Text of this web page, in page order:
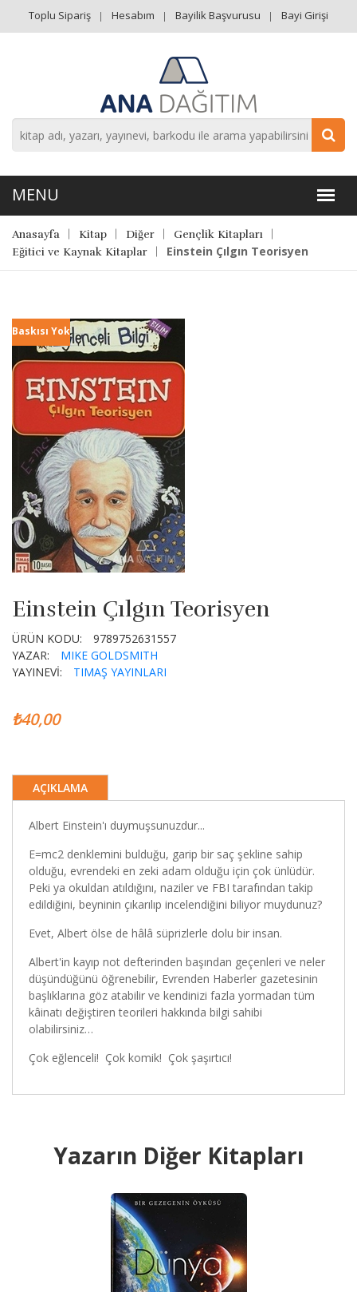
Toplu Sipariş Hesabım Bayilik Başvurusu Bayi Girişi
Anasayfa Kitap Diğer
Gençlik Kitapları
Eğitici ve Kaynak Kitaplar
Einstein Çılgın Teorisyen
Baskısı Yok
Einstein Çılgın Teorisyen
ÜRÜN KODU:
9789752631557
YAZAR:
MIKE GOLDSMITH
YAYINEVİ:
TIMAŞ YAYINLARI
₺40,00
AÇIKLAMA
Albert Einstein'ı duymuşsunuzdur...
E=mc2 denklemini bulduğu, garip bir saç şekline sahip
olduğu, evrendeki en zeki adam olduğu için çok ünlüdür.
Peki ya okuldan atıldığını, naziler ve FBI tarafından takip
edildiğini, beyninin çıkarılıp incelendiğini biliyor muydunuz?
Evet, Albert ölse de hâlâ süprizlerle dolu bir insan.
Albert'in kayıp not defterinden başından geçenleri ve neler
düşündüğünü öğrenebilir, Evrenden Haberler gazetesinin
başlıklarına göz atabilir ve kendinizi fazla yormadan tüm
kâinatı değiştiren teorileri hakkında bilgi sahibi
olabilirsiniz…
Çok eğlenceli! Çok komik! Çok şaşırtıcı!
Yazarın Diğer Kitapları